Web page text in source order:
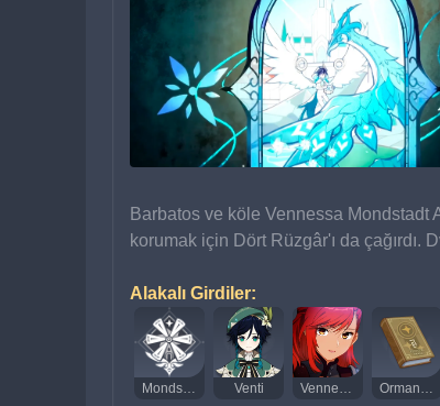
Barbatos ve köle Vennessa
korumak için Dört Rüzgâr'ı da
Alakalı Girdiler:
Venti